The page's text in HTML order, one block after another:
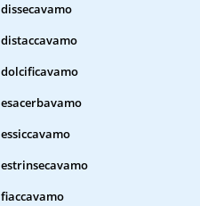
dissecavamo
distaccavamo
dolcificavamo
esacerbavamo
essiccavamo
estrinsecavamo
fiaccavamo